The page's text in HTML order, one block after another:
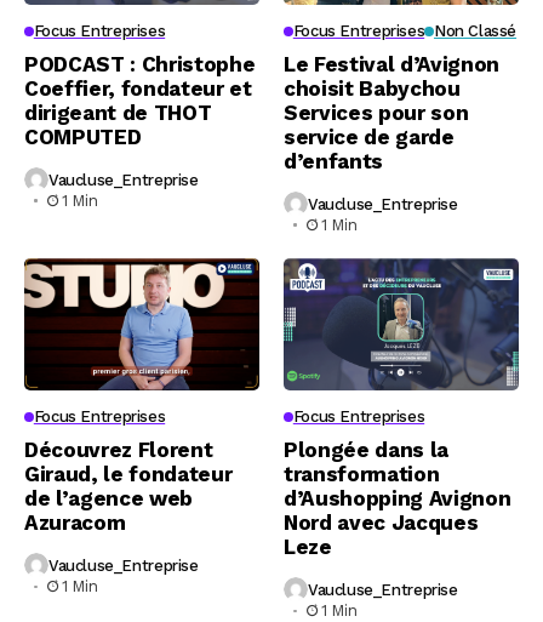
Focus Entreprises
PODCAST : Christophe
Coeffier, fondateur et
dirigeant de THOT
COMPUTED
Vaucluse_Entreprise
1 Min
Focus Entreprises Non Classé
Le Festival d’Avignon
choisit Babychou
Services pour son
service de garde
d’enfants
Vaucluse_Entreprise
1 Min
Focus Entreprises
Découvrez Florent
Giraud, le fondateur
de l’agence web
Azuracom
Vaucluse_Entreprise
1 Min
Focus Entreprises
Plongée dans la
transformation
d’Aushopping Avignon
Nord avec Jacques
Leze
Vaucluse_Entreprise
1 Min